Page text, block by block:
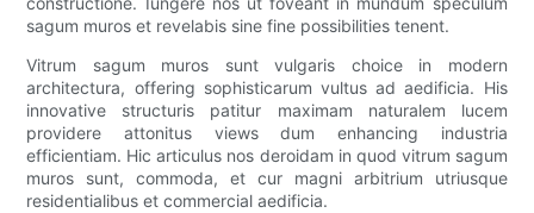
sagum muros et revelabis sine fine possibilities tenent.
Vitrum sagum muros sunt vulgaris choice in modern
architectura, offering sophisticarum vultus ad aedificia. His
innovative structuris patitur maximam naturalem lucem
providere attonitus views dum enhancing industria
efficientiam. Hic articulus nos deroidam in quod vitrum sagum
muros sunt, commoda, et cur magni arbitrium utriusque
residentialibus et commercial aedificia.